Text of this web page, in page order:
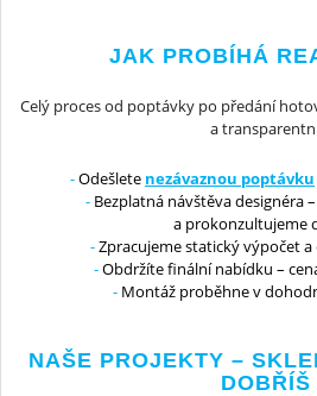
JAK PROBÍHÁ
Celý proces od poptávky po předání
a
Odešlete nezávaznou poptávku
Bezplatná návštěva designéra
a prokonzultujeme
Zpracujeme statický výpočet
Obdržíte finální nabídku –
Montáž proběhne v
NAŠE PROJEKTY –
DOBŘÍŠ